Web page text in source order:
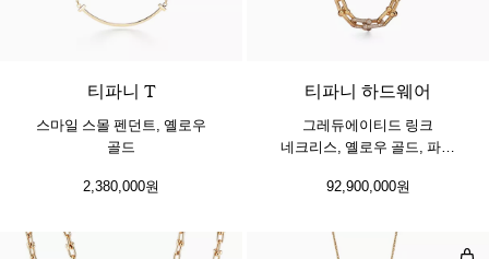
3 소재
티파니 T
스마일 스몰 펜던트, 옐로우
골드
2,380,000원
티파니 하드웨어
그레듀에이티드 링크
네크리스, 옐로우 골드, 파베
92,900,000원